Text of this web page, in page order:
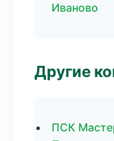
Иваново
Другие
ПСК